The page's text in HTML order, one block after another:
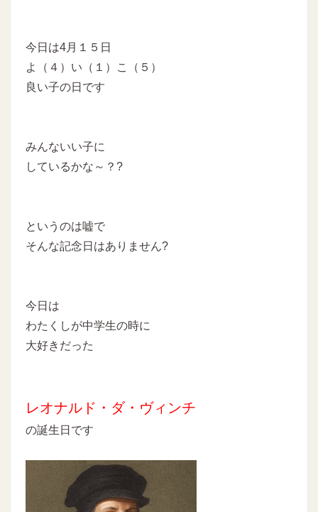
今日は4月１５日
よ（４）い（１）こ（５）
良い子の日です
みんないい子に
しているかな～？?
というのは嘘で
そんな記念日はありません?
今日は
わたくしが中学生の時に
大好きだった
レオナルド・ダ・ヴィンチ
の誕生日です